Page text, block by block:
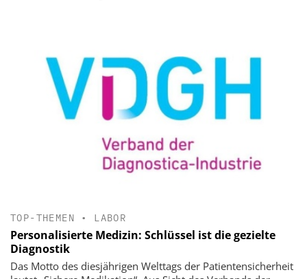
TOP-THEMEN • LABOR
Personalisierte Medizin: Schlüssel ist die gezielte
Diagnostik
Das Motto des diesjährigen Welttags der Patientensicherheit